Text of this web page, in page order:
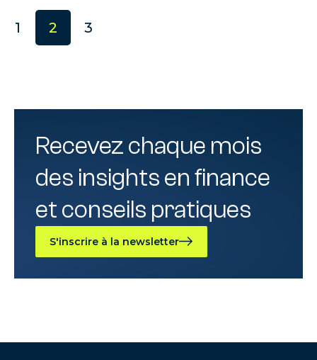
1 2 3
Recevez chaque mois
des insights en finance
et conseils pratiques
S'inscrire à la newsletter